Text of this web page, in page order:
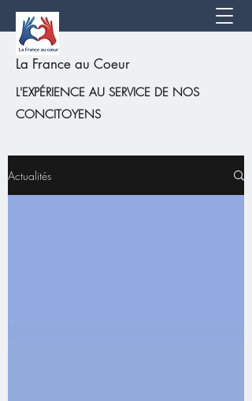
La France au Coeur
L'EXPÉRIENCE AU SERVICE DE NOS
CONCITOYENS
Actualités